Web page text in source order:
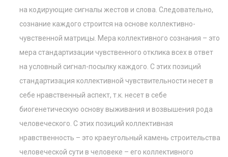
на кодирующие сигналы жестов и слова. Следовательно,
сознание каждого строится на основе коллективно-
чувственной матрицы. Мера коллективного сознания – это
мера стандартизации чувственного отклика всех в ответ
на условный сигнал-посылку каждого. С этих позиций
стандартизация коллективной чувствительности несет в
себе нравственный аспект, т.к. несет в себе
биогенетическую основу выживания и возвышения рода
человеческого. С этих позиций коллективная
нравственность – это краеугольный камень строительства
человеческой сути в человеке – его коллективного